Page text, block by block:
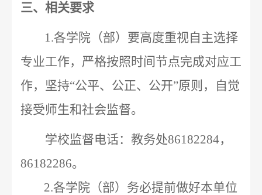
三、相关要求
1.各学院（部）要高度重视自主选择
专业工作， 严格按照时间节点完成对应工
作， 坚持“公平、公正、公开”原则，自觉
接受师生和社会监督。
学校监督电话：教务处86182284，
86182286。
2.各学院（部）务必提前做好本单位